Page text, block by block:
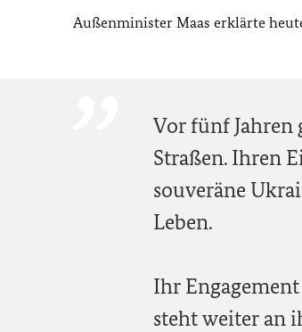
Außenminister Maas erklärte
Vor fünf Jahren
Straßen. Ihren
souveräne
Leben.
Ihr
steht weiter an